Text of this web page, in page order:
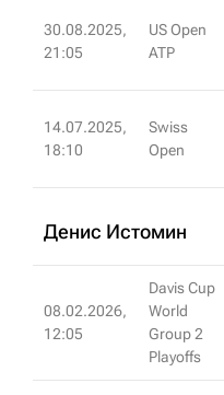
30.08.2025,
21:05
US Open
ATP
14.07.2025,
18:10
Swiss
Open
Денис Истомин
08.02.2026,
12:05
Davis Cup
World
Group 2
Playoffs